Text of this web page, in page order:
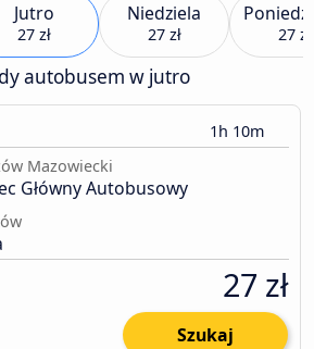
Jutro
27 zł
Niedziela
27 zł 27 zł
autobusem w jutro
1h 10m
Mazowiecki
Główny Autobusowy
27 zł
Szukaj